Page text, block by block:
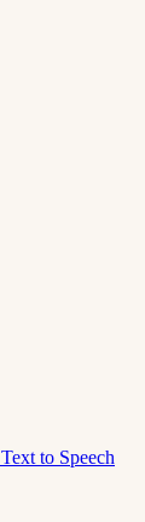
Text to Speech